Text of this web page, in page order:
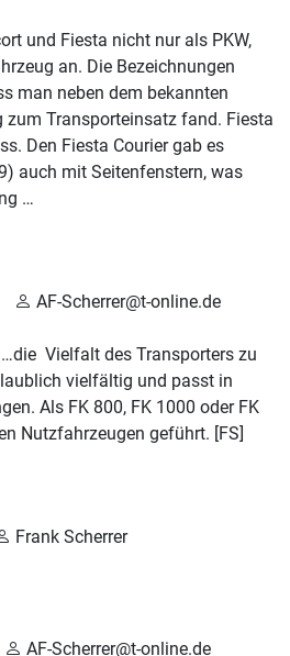
und Fiesta nicht nur als PKW,
an. Die Bezeichnungen
man neben dem bekannten
zum Transporteinsatz fand. Fiesta
Den Fiesta Courier gab es
auch mit Seitenfenstern, was
…
AF-Scherrer@t-online.de
Vielfalt des Transporters zu
vielfältig und passt in
Als FK 800, FK 1000 oder FK
Nutzfahrzeugen geführt. [FS]
Frank Scherrer
AF-Scherrer@t-online.de